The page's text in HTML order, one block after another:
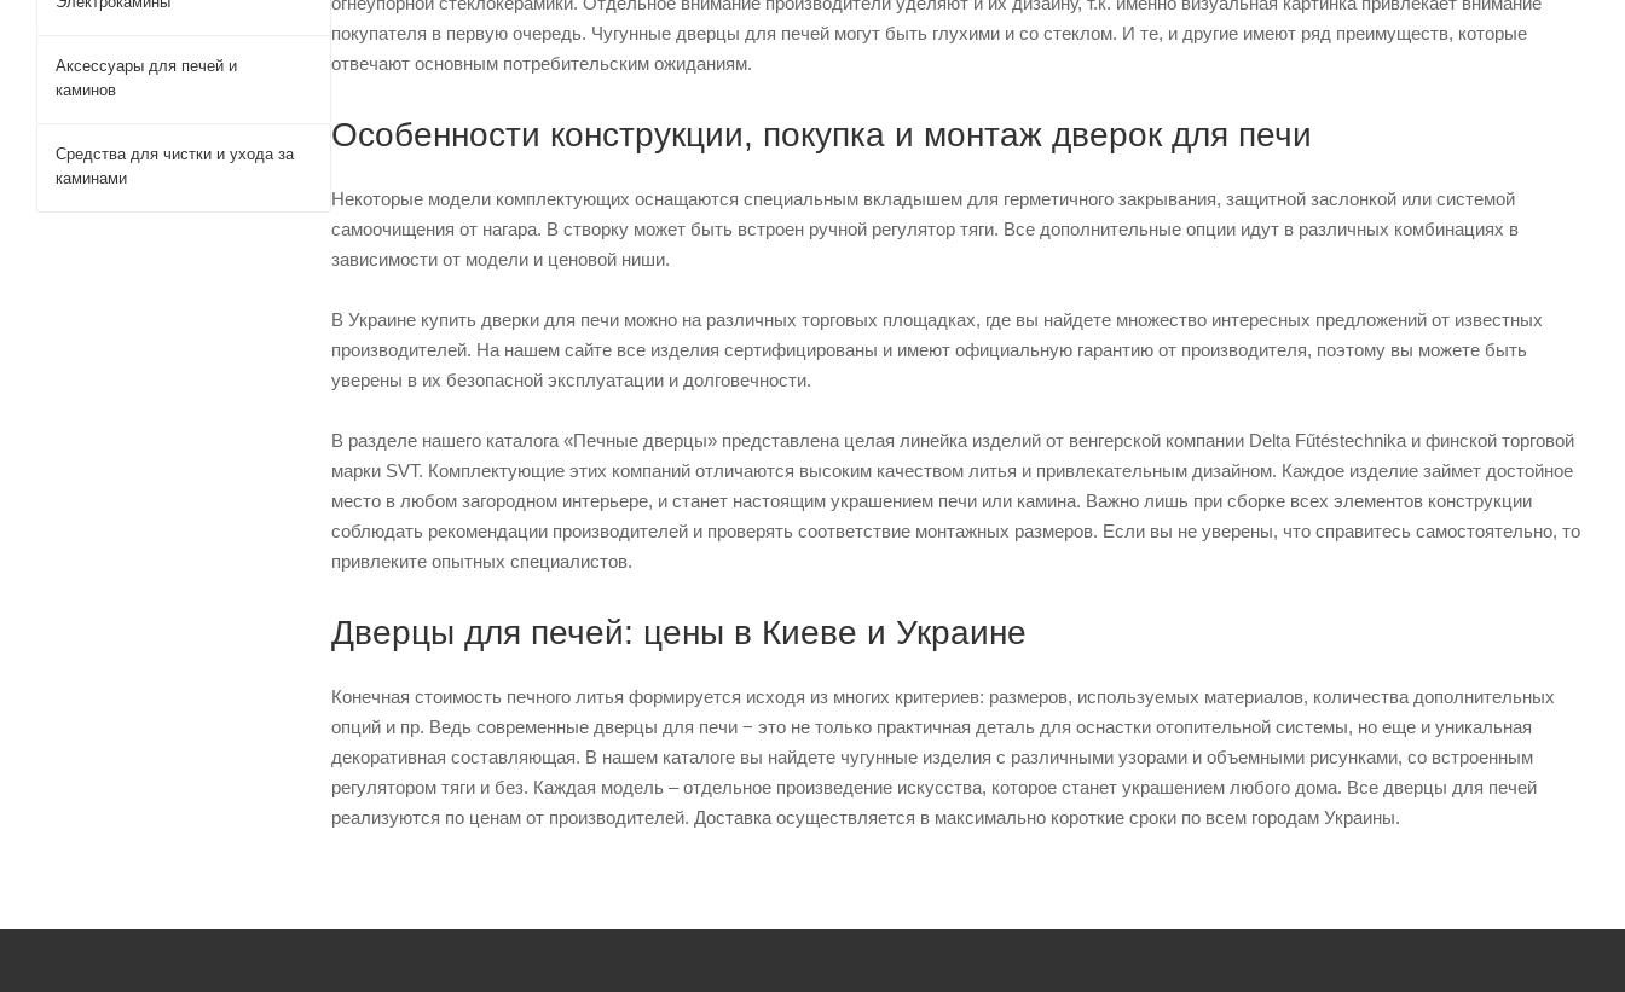
покупателя в первую очередь. Чугунные дверцы для печей могут быть глухими и со стеклом. И те, и другие имеют ряд преимуществ, которые
отвечают основным потребительским ожиданиям.
Особенности конструкции, покупка и монтаж дверок для печи
Некоторые модели комплектующих оснащаются специальным вкладышем для герметичного закрывания, защитной заслонкой или системой
самоочищения от нагара. В створку может быть встроен ручной регулятор тяги. Все дополнительные опции идут в различных комбинациях в
зависимости от модели и ценовой ниши.
В Украине купить дверки для печи можно на различных торговых площадках, где вы найдете множество интересных предложений от известных
производителей. На нашем сайте все изделия сертифицированы и имеют официальную гарантию от производителя, поэтому вы можете быть
уверены в их безопасной эксплуатации и долговечности.
В разделе нашего каталога «Печные дверцы» представлена целая линейка изделий от венгерской компании Delta Fűtéstechnika и финской торговой
марки SVT. Комплектующие этих компаний отличаются высоким качеством литья и привлекательным дизайном. Каждое изделие займет достойное
место в любом загородном интерьере, и станет настоящим украшением печи или камина. Важно лишь при сборке всех элементов конструкции
соблюдать рекомендации производителей и проверять соответствие монтажных размеров. Если вы не уверены, что справитесь самостоятельно, то
привлеките опытных специалистов.
Дверцы для печей: цены в Киеве и Украине
Конечная стоимость печного литья формируется исходя из многих критериев: размеров, используемых материалов, количества дополнительных
опций и пр. Ведь современные дверцы для печи − это не только практичная деталь для оснастки отопительной системы, но еще и уникальная
декоративная составляющая. В нашем каталоге вы найдете чугунные изделия с различными узорами и объемными рисунками, со встроенным
регулятором тяги и без. Каждая модель – отдельное произведение искусства, которое станет украшением любого дома. Все дверцы для печей
реализуются по ценам от производителей. Доставка осуществляется в максимально короткие сроки по всем городам Украины.
Аксессуары для печей и
каминов
Средства для чистки и ухода за
каминами